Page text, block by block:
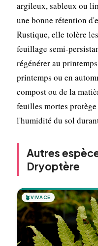
argileux, sableux ou
une bonne rétention
Rustique, elle tolère
feuillage semi-
régénérer au
printemps ou en
compost ou de la
feuilles mortes
l'humidité du sol
Autres
Dryoptère
🪴VIVACE